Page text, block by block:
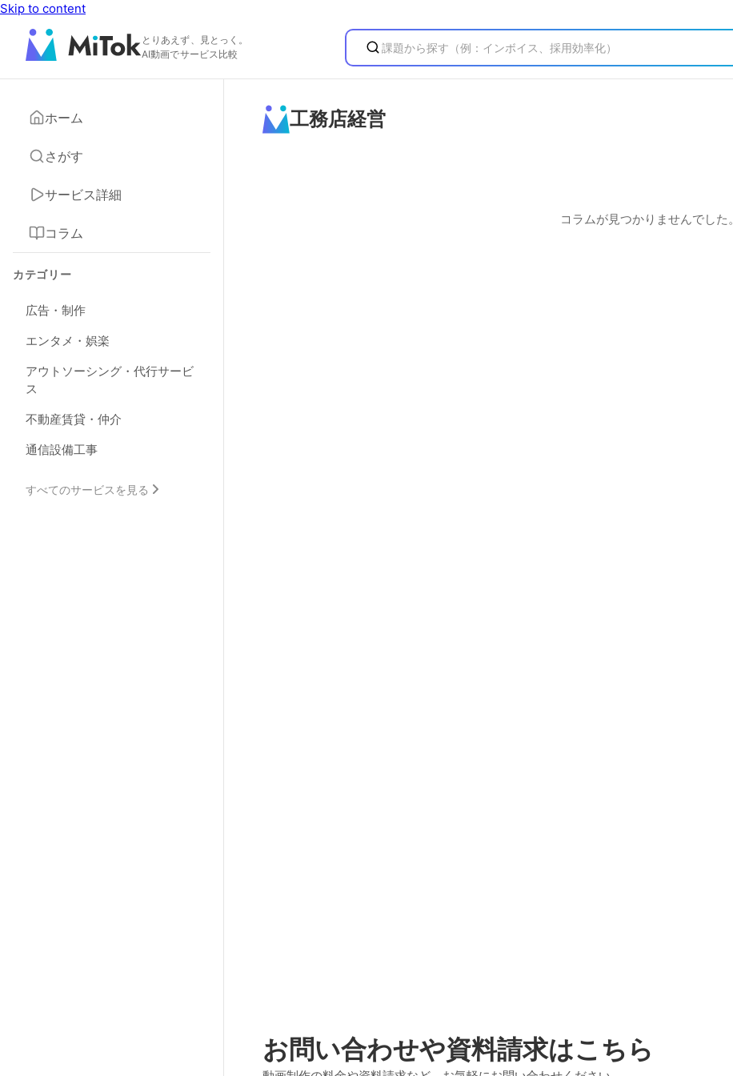
Skip to content
とりあえず、見とっく。
AI動画でサービス比較
ホーム
さがす
サービス詳細
コラム
カテゴリー
広告・制作
エンタメ・娯楽
アウトソーシング・代行サービ
ス
不動産賃貸・仲介
通信設備工事
すべてのサービスを見る
工務店経営
コラムが見つかりませんでした。
お問い合わせや資料請求はこちら